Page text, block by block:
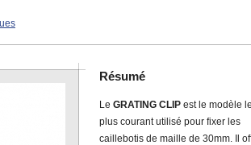
Résumé
Le GRATING CLIP est le modèle le
plus courant utilisé pour fixer les
caillebotis de maille de 30mm. Il